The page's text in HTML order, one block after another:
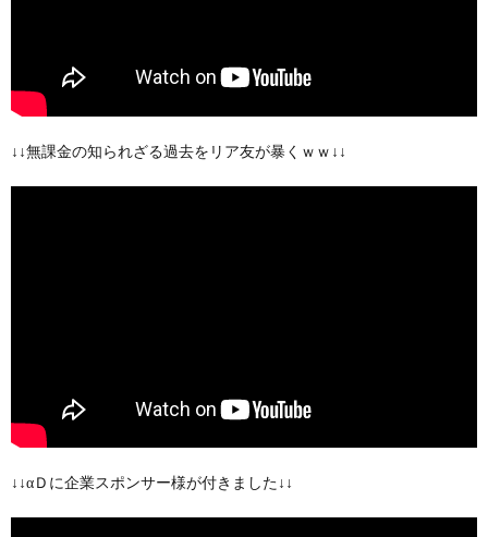
↓↓無課金の知られざる過去をリア友が暴くｗｗ↓↓
↓↓αＤに企業スポンサー様が付きました↓↓